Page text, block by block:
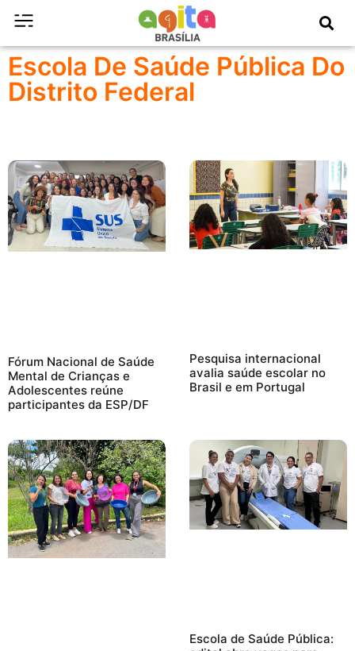
Escola De Saúde Pública Do
Distrito Federal
Fórum Nacional de Saúde
Mental de Crianças e
Adolescentes reúne
participantes da ESP/DF
Pesquisa internacional
avalia saúde escolar no
Brasil e em Portugal
Escola de Saúde Pública: